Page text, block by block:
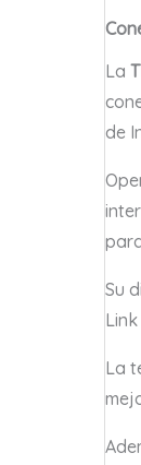
La
de
Su
La